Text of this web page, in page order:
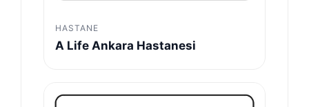
HASTANE
A Life Ankara Hastanesi